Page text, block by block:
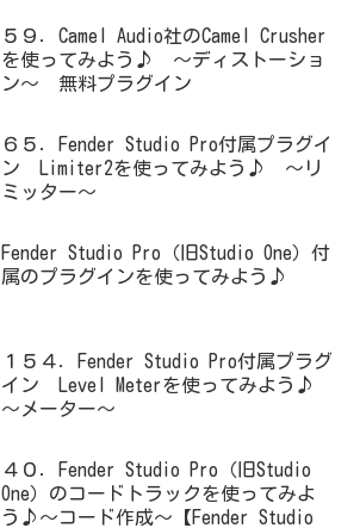
５９．Camel Audio社のCamel Crusher
を使ってみよう♪ ～ディストーショ
ン～ 無料プラグイン
６５．Fender Studio Pro付属プラグイ
ン Limiter2を使ってみよう♪ ～リ
ミッター～
Fender Studio Pro（旧Studio One）付
属のプラグインを使ってみよう♪
１５４．Fender Studio Pro付属プラグ
イン Level Meterを使ってみよう♪
～メーター～
４０．Fender Studio Pro（旧Studio
One）のコードトラックを使ってみよ
う♪～コード作成～【Fender Studio